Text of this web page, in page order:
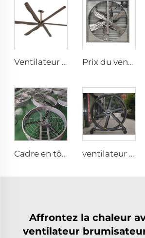
Ventilateur de plafond commercial direct drive 12FT école restaurant grand ventilateur hvls Prix du ventilateur d'extraction pour mines, serres, élevage de poulets, fermes avicoles, maisons, usines industrielles
Cadre en tôle galvanisée pales en aluminium grand volume haute vitesse ventilateur rond de 950 mm pour étables ventilateur sur pied silencieux de 220V, 80 pouces, 2000mm en aluminium, mobile pour gymnases
Affrontez la chaleur
ventilateur